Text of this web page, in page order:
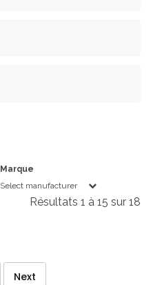
Marque
Select manufacturer
Résultats 1 à 15 sur 18
Next